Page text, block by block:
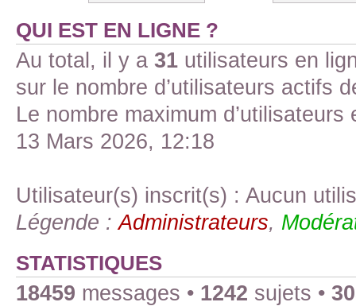
QUI EST EN LIGNE ?
Au total, il y a 31 utilisateurs en
sur le nombre d’utilisateurs actifs
Le nombre maximum
13 Mars 2026, 12:18
Utilisateur(s) inscrit(s) : Aucun
Légende :Administrateurs,
STATISTIQUES
18459 messages • 1242 sujets •